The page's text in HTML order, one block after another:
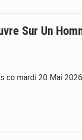
Femme, APEF, a
avec l’UNICEF,
Sur Un
ce mardi 20 Mai